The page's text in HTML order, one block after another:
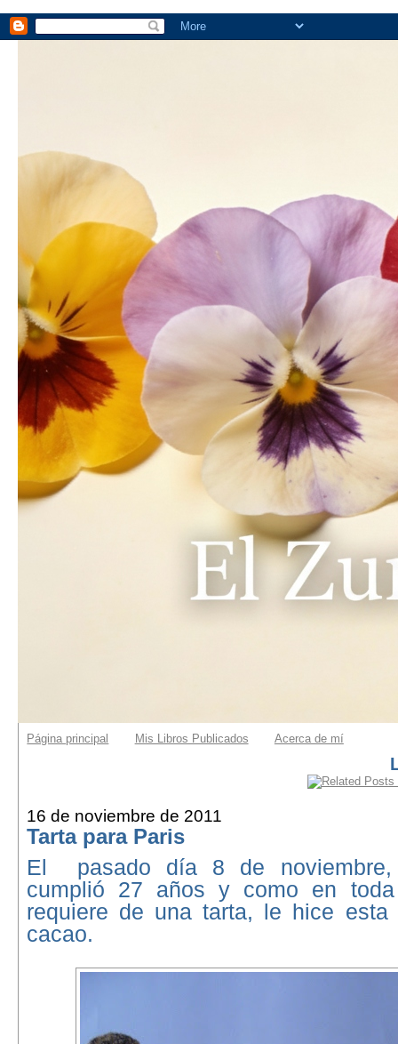
Página principal Mis Libros Publicados Acerca de mí
16 de noviembre de 2011
Tarta para Paris
El pasado día 8 de
cumplió 27 años y como en
requiere de una tarta, le hice esta
cacao.